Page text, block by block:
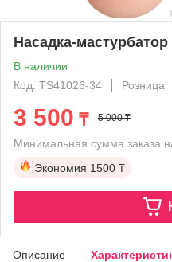
Насадка-
В наличии
Код: TS41026-34
Розница
3 500 ₸ 5 000 ₸
Минимальная сумма заказа
Экономия 1500 ₸
Описание